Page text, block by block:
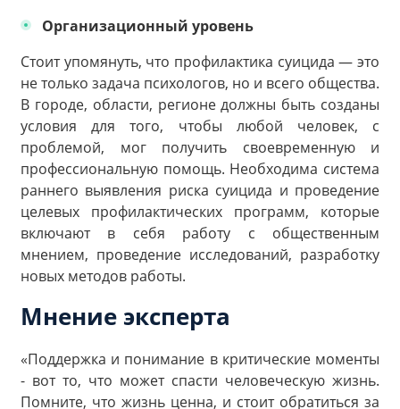
Организационный уровень
Стоит упомянуть, что профилактика суицида — это
не только задача психологов, но и всего общества.
В городе, области, регионе должны быть созданы
условия для того, чтобы любой человек, с
проблемой, мог получить своевременную и
профессиональную помощь. Необходима система
раннего выявления риска суицида и проведение
целевых профилактических программ, которые
включают в себя работу с общественным
мнением, проведение исследований, разработку
новых методов работы.
Мнение эксперта
«Поддержка и понимание в критические моменты
- вот то, что может спасти человеческую жизнь.
Помните, что жизнь ценна, и стоит обратиться за